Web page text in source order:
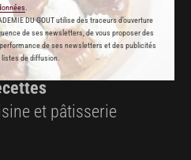
DU GOUT utilise des traceurs d’ouverture
de ses newsletters, de vous proposer des
de ses newsletters et des publicités
de diffusion.
préférés
et pâtisserie